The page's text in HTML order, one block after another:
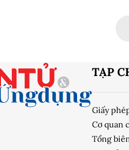
TẠP
Giấy
Cơ quan
Tổng